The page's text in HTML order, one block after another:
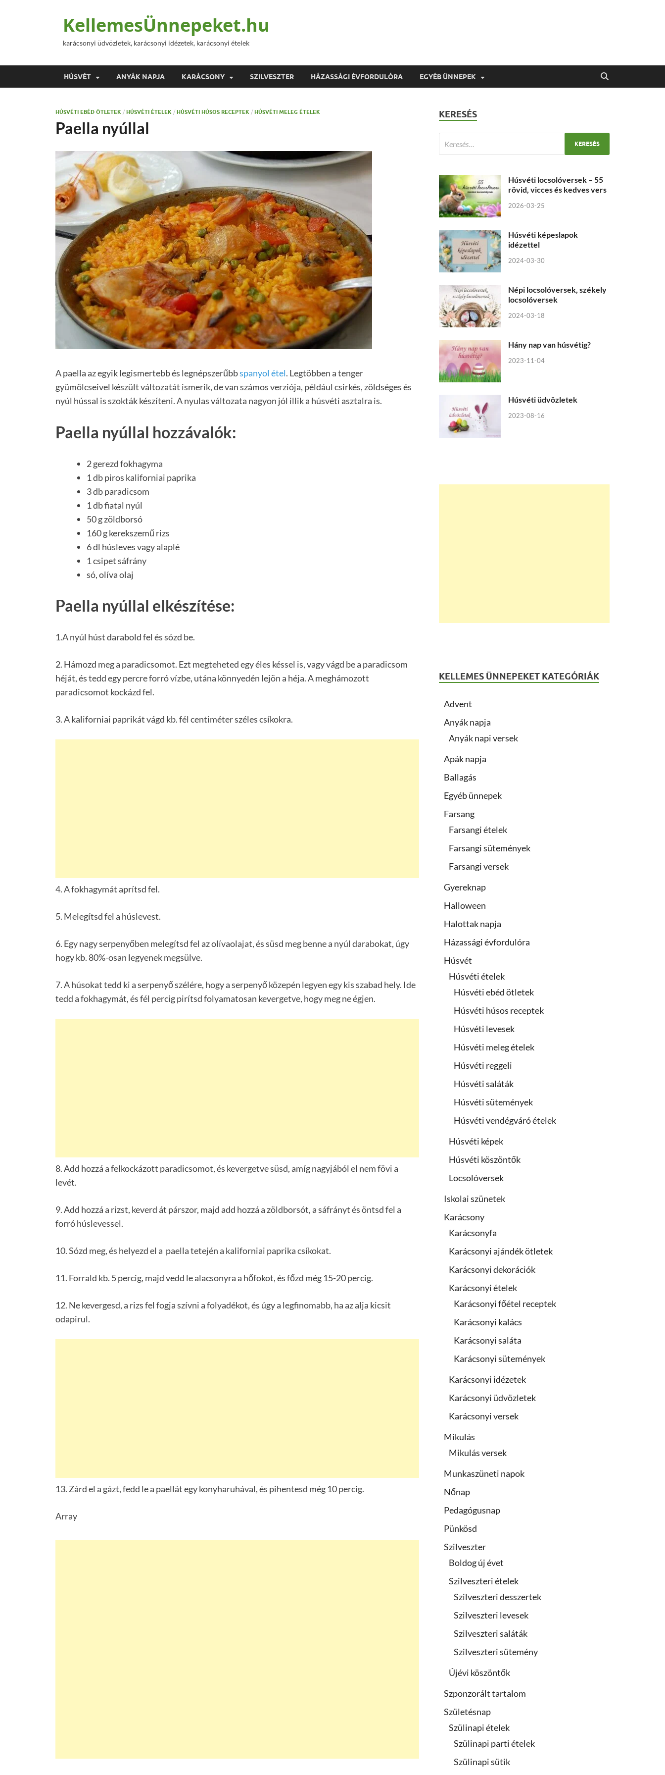
KellemesÜnnepeket.hu
karácsonyi üdvözletek, karácsonyi idézetek, karácsonyi ételek
HÚSVÉT ANYÁK NAPJA KARÁCSONY SZILVESZTER HÁZASSÁGI ÉVFORDULÓRA EGYÉB ÜNNEPEK
HÚSVÉTI EBÉD ÖTLETEK / HÚSVÉTI ÉTELEK / HÚSVÉTI HÚSOS RECEPTEK / HÚSVÉTI MELEG ÉTELEK
Paella nyúllal
A paella az egyik legismertebb és legnépszerűbbspanyol étel. Legtöbben a tenger
gyümölcseivel készült változatát ismerik, de van számos verziója, például csirkés, zöldséges és
nyúl hússal is szokták készíteni. A nyulas változata nagyon jól illik a húsvéti asztalra is.
Paella nyúllal hozzávalók:
2 gerezd fokhagyma
1 db piros kaliforniai paprika
3 db paradicsom
1 db fiatal nyúl
50 g zöldborsó
160 g kerekszemű rizs
6 dl húsleves vagy alaplé
1 csipet sáfrány
só, olíva olaj
Paella nyúllal elkészítése:
1.A nyúl húst darabold fel és sózd be.
2. Hámozd meg a paradicsomot. Ezt megteheted egy éles késsel is, vagy vágd be a paradicsom
héját, és tedd egy percre forró vízbe, utána könnyedén lejön a héja. A meghámozott
paradicsomot kockázd fel.
3. A kaliforniai paprikát vágd kb. fél centiméter széles csíkokra.
4. A fokhagymát aprítsd fel.
5. Melegítsd fel a húslevest.
6. Egy nagy serpenyőben melegítsd fel az olívaolajat, és süsd meg benne a nyúl darabokat, úgy
hogy kb. 80%-osan legyenek megsülve.
7. A húsokat tedd ki a serpenyő szélére, hogy a serpenyő közepén legyen egy kis szabad hely. Ide
tedd a fokhagymát, és fél percig pirítsd folyamatosan kevergetve, hogy meg ne égjen.
8. Add hozzá a felkockázott paradicsomot, és kevergetve süsd, amíg nagyjából el nem fövi a
levét.
9. Add hozzá a rizst, keverd át párszor, majd add hozzá a zöldborsót, a sáfrányt és öntsd fel a
forró húslevessel.
10. Sózd meg, és helyezd el a paella tetején a kaliforniai paprika csíkokat.
11. Forrald kb. 5 percig, majd vedd le alacsonyra a hőfokot, és főzd még 15-20 percig.
12. Ne kevergesd, a rizs fel fogja szívni a folyadékot, és úgy a legfinomabb, ha az alja kicsit
odapirul.
13. Zárd el a gázt, fedd le a paellát egy konyharuhával, és pihentesd még 10 percig.
Array
KERESÉS
Húsvéti locsolóversek – 55
rövid, vicces és kedves vers
2026-03-25
Húsvéti képeslapok
idézettel
2024-03-30
Népi locsolóversek, székely
locsolóversek
2024-03-18
Hány nap van húsvétig?
2023-11-04
Húsvéti üdvözletek
2023-08-16
KELLEMES ÜNNEPEKET KATEGÓRIÁK
Advent
Anyák napja
Anyák napi versek
Apák napja
Ballagás
Egyéb ünnepek
Farsang
Farsangi ételek
Farsangi sütemények
Farsangi versek
Gyereknap
Halloween
Halottak napja
Házassági évfordulóra
Húsvét
Húsvéti ételek
Húsvéti ebéd ötletek
Húsvéti húsos receptek
Húsvéti levesek
Húsvéti meleg ételek
Húsvéti reggeli
Húsvéti saláták
Húsvéti sütemények
Húsvéti vendégváró ételek
Húsvéti képek
Húsvéti köszöntők
Locsolóversek
Iskolai szünetek
Karácsony
Karácsonyfa
Karácsonyi ajándék ötletek
Karácsonyi dekorációk
Karácsonyi ételek
Karácsonyi főétel receptek
Karácsonyi kalács
Karácsonyi saláta
Karácsonyi sütemények
Karácsonyi idézetek
Karácsonyi üdvözletek
Karácsonyi versek
Mikulás
Mikulás versek
Munkaszüneti napok
Nőnap
Pedagógusnap
Pünkösd
Szilveszter
Boldog új évet
Szilveszteri ételek
Szilveszteri desszertek
Szilveszteri levesek
Szilveszteri saláták
Szilveszteri sütemény
Újévi köszöntők
Szponzorált tartalom
Születésnap
Szülinapi ételek
Szülinapi parti ételek
Szülinapi sütik